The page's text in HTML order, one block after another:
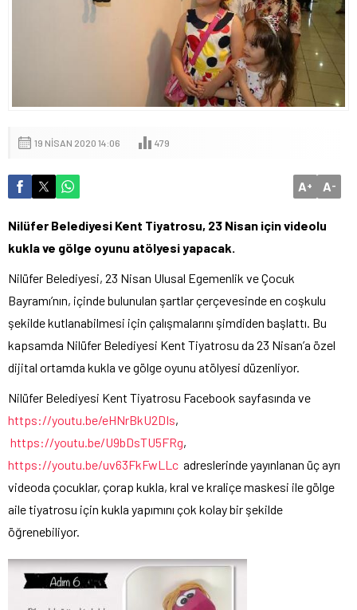
19 NISAN 2020 14:06 479
A+ A-
Nilüfer Belediyesi Kent Tiyatrosu, 23 Nisan için videolu
kukla ve gölge oyunu atölyesi yapacak.
Nilüfer Belediyesi, 23 Nisan Ulusal Egemenlik ve Çocuk
Bayramı’nın, içinde bulunulan şartlar çerçevesinde en coşkulu
şekilde kutlanabilmesi için çalışmalarını şimdiden başlattı. Bu
kapsamda Nilüfer Belediyesi Kent Tiyatrosu da 23 Nisan’a özel
dijital ortamda kukla ve gölge oyunu atölyesi düzenliyor.
Nilüfer Belediyesi Kent Tiyatrosu Facebook sayfasında ve
https://youtu.be/eHNrBkU2DIs,
https://youtu.be/U9bDsTU5FRg,
https://youtu.be/uv63FkFwLLc adreslerinde yayınlanan üç ayrı
videoda çocuklar, çorap kukla, kral ve kraliçe maskesi ile gölge
aile tiyatrosu için kukla yapımını çok kolay bir şekilde
öğrenebiliyor.